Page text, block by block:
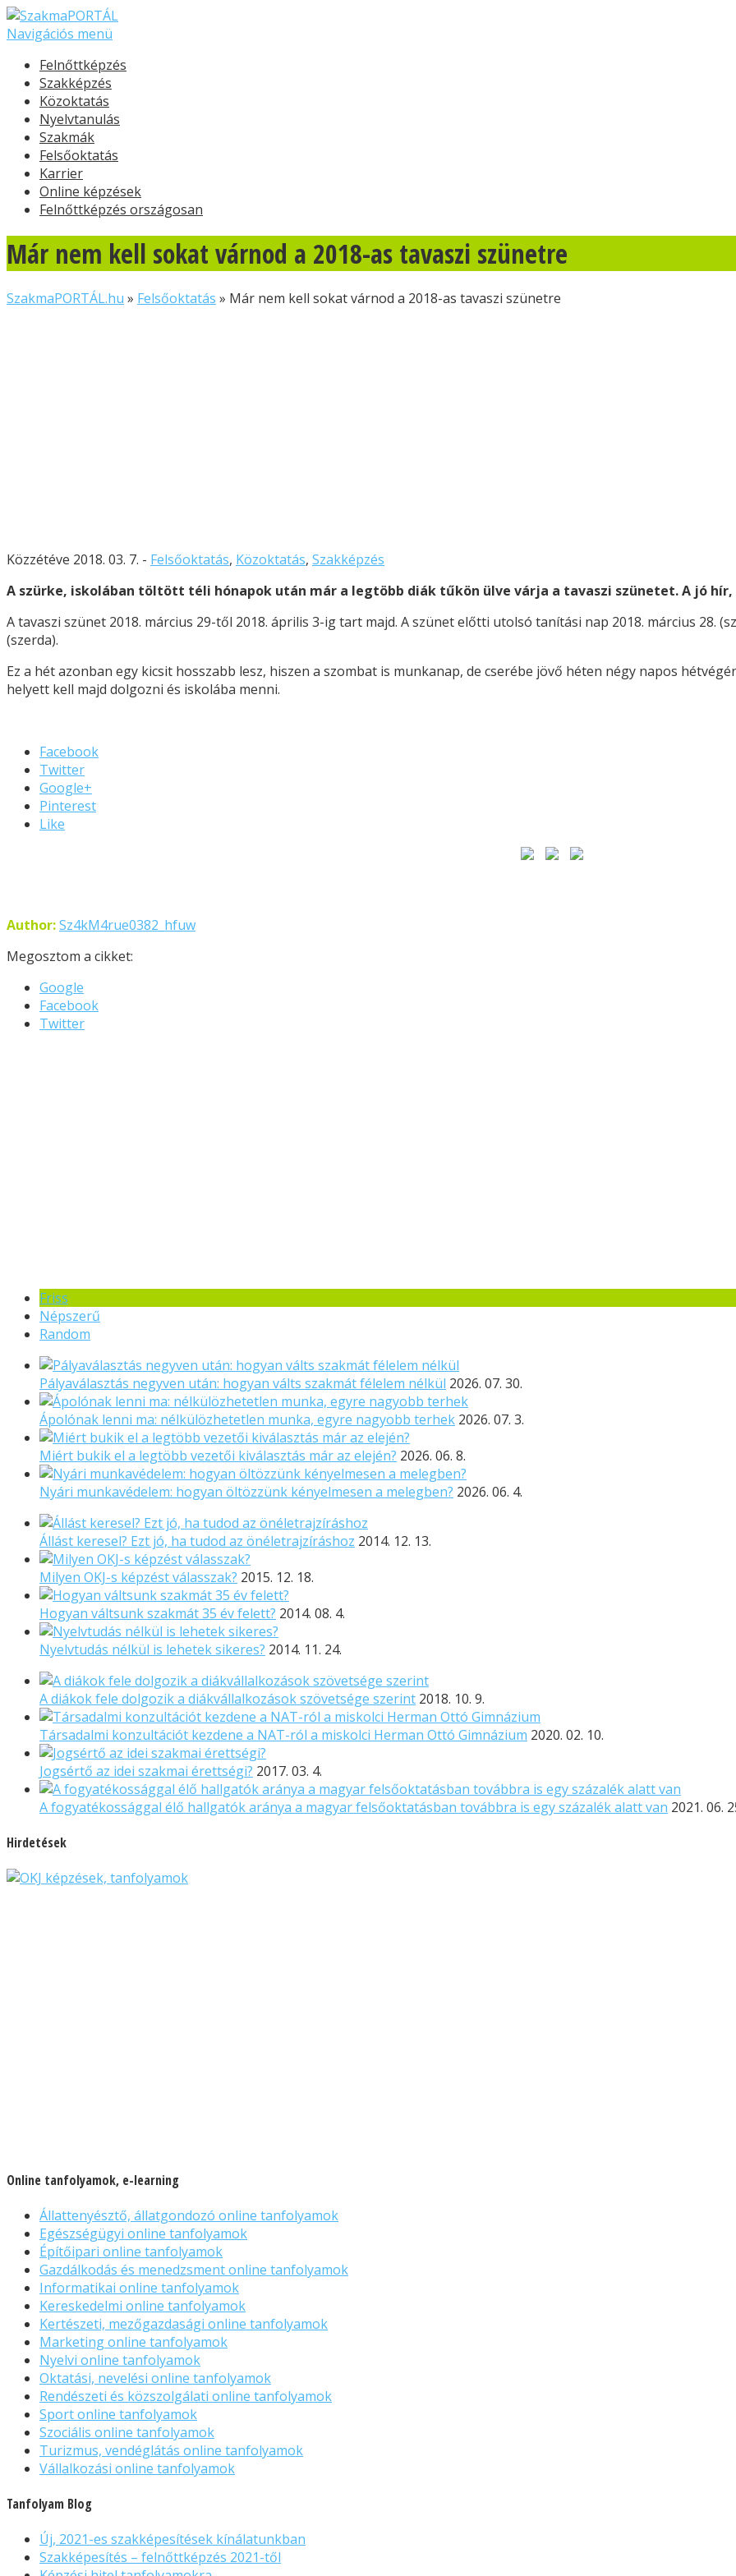
Navigációs menü
Felnőttképzés
Szakképzés
Közoktatás
Nyelvtanulás
Szakmák
Felsőoktatás
Karrier
Online képzések
Felnőttképzés országosan
Már nem kell sokat várnod a 2018-as tavaszi szünetre
SzakmaPORTÁL.hu » Felsőoktatás » Már nem kell sokat várnod a 2018-as tavaszi szünetre
Közzétéve 2018. 03. 7. - Felsőoktatás, Közoktatás, Szakképzés
A szürke, iskolában töltött téli hónapok után már a legtöbb diák tűkön ülve várja a tavaszi szünetet. A jó
A tavaszi szünet 2018. március 29-től 2018. április 3-ig tart majd. A szünet előtti utolsó tanítási nap 2018. március 28.
(szerda).
Ez a hét azonban egy kicsit hosszabb lesz, hiszen a szombat is munkanap, de cserébe jövő héten négy napos
helyett kell majd dolgozni és iskolába menni.
Facebook
Twitter
Google+
Pinterest
Like
Author:Sz4kM4rue0382_hfuw
Megosztom a cikket:
Google
Facebook
Twitter
Friss
Népszerű
Random
Pályaválasztás negyven után: hogyan válts szakmát félelem nélkül 2026. 07. 30.
Ápolónak lenni ma: nélkülözhetetlen munka, egyre nagyobb terhek 2026. 07. 3.
Miért bukik el a legtöbb vezetői kiválasztás már az elején? 2026. 06. 8.
Nyári munkavédelem: hogyan öltözzünk kényelmesen a melegben? 2026. 06. 4.
Állást keresel? Ezt jó, ha tudod az önéletrajzíráshoz 2014. 12. 13.
Milyen OKJ-s képzést válasszak? 2015. 12. 18.
Hogyan váltsunk szakmát 35 év felett? 2014. 08. 4.
Nyelvtudás nélkül is lehetek sikeres? 2014. 11. 24.
A diákok fele dolgozik a diákvállalkozások szövetsége szerint 2018. 10. 9.
Társadalmi konzultációt kezdene a NAT-ról a miskolci Herman Ottó Gimnázium 2020. 02. 10.
Jogsértő az idei szakmai érettségi? 2017. 03. 4.
A fogyatékossággal élő hallgatók aránya a magyar felsőoktatásban továbbra is egy százalék alatt van 2021. 06.
Hirdetések
Online tanfolyamok, e-learning
Állattenyésztő, állatgondozó online tanfolyamok
Egészségügyi online tanfolyamok
Építőipari online tanfolyamok
Gazdálkodás és menedzsment online tanfolyamok
Informatikai online tanfolyamok
Kereskedelmi online tanfolyamok
Kertészeti, mezőgazdasági online tanfolyamok
Marketing online tanfolyamok
Nyelvi online tanfolyamok
Oktatási, nevelési online tanfolyamok
Rendészeti és közszolgálati online tanfolyamok
Sport online tanfolyamok
Szociális online tanfolyamok
Turizmus, vendéglátás online tanfolyamok
Vállalkozási online tanfolyamok
Tanfolyam Blog
Új, 2021-es szakképesítések kínálatunkban
Szakképesítés – felnőttképzés 2021-től